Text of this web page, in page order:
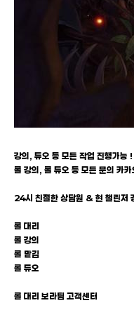
강의, 듀오 등 모든 작업 진행가능 !
롤 강의, 롤 듀오 등 모든 문의
24시 친절한 상담원 & 현 챌린저
롤 대리
롤 강의
롤 맡김
롤 듀오
롤 대리 보라팀 고객센터